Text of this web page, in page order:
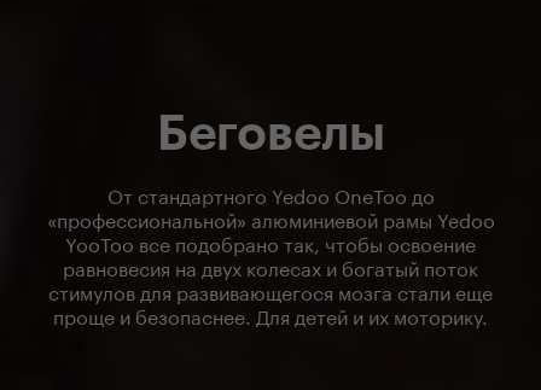
Беговелы
От стандартного Yedoo OneToo до
«профессиональной» алюминиевой рамы Yedoo
YooToo все подобрано так, чтобы освоение
равновесия на двух колесах и богатый поток
стимулов для развивающегося мозга стали еще
проще и безопаснее. Для детей и их моторику.